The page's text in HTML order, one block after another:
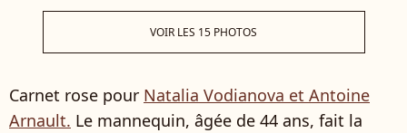
VOIR LES 15 PHOTOS
Carnet rose pour Natalia Vodianova et Antoine
Arnault. Le mannequin, âgée de 44 ans, fait la